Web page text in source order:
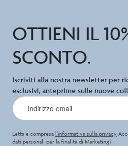
OTTIENI IL
SCONTO.
Iscriviti alla nostra newsletter per
esclusivi, anteprime sulle nuove
Letta e compresa l’informativa sulla privacy
dati personali per la finalità di Marketing?